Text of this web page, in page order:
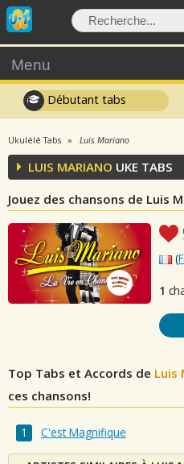
Menu
Débutant tabs
Ukulélé Tabs Luis Mariano
LUIS MARIANO UKE TABS
Jouez des chansons de Luis
(
1
Top Tabs et Accords de Luis
ces chansons!
C'est Magnifique